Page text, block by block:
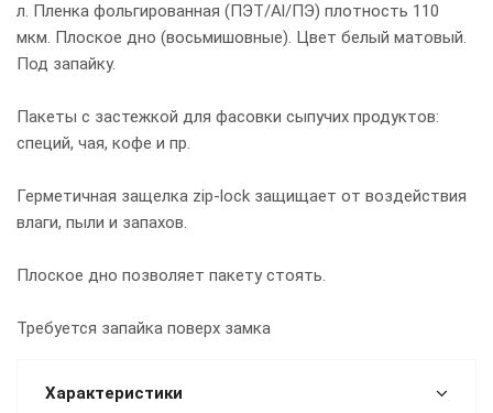
л. Пленка фольгированная (ПЭТ/Al/ПЭ) плотность 110
мкм. Плоское дно (восьмишовные). Цвет белый матовый.
Под запайку.
Пакеты с застежкой для фасовки сыпучих продуктов:
специй, чая, кофе и пр.
Герметичная защелка zip-lock защищает от воздействия
влаги, пыли и запахов.
Плоское дно позволяет пакету стоять.
Требуется запайка поверх замка
Характеристики